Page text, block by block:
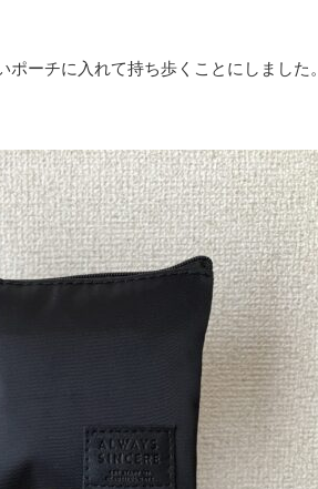
ーチに入れて持ち歩くことにしました。